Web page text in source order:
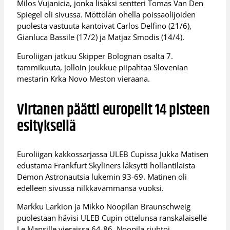
Milos Vujanicia, jonka lisäksi sentteri Tomas Van Den
Spiegel oli sivussa. Möttölän ohella poissaolijoiden
puolesta vastuuta kantoivat Carlos Delfino (21/6),
Gianluca Bassile (17/2) ja Matjaz Smodis (14/4).
Euroliigan jatkuu Skipper Bolognan osalta 7.
tammikuuta, jolloin joukkue piipahtaa Slovenian
mestarin Krka Novo Meston vieraana.
Virtanen päätti europelit 14 pisteen
esityksellä
Euroliigan kakkossarjassa ULEB Cupissa Jukka Matisen
edustama Frankfurt Skyliners läksytti hollantilaista
Demon Astronautsia lukemin 93-69. Matinen oli
edelleen sivussa nilkkavammansa vuoksi.
Markku Larkion ja Mikko Noopilan Braunschweig
puolestaan hävisi ULEB Cupin ottelunsa ranskalaiselle